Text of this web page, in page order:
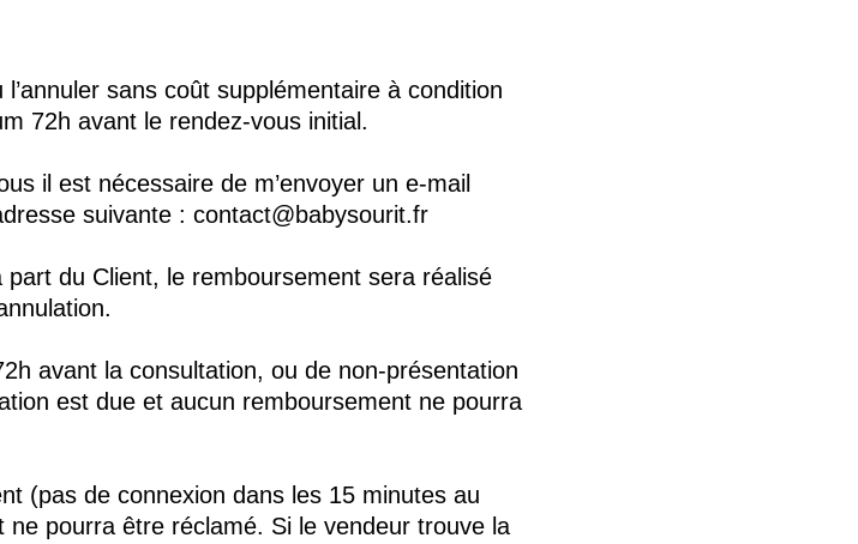
sans coût supplémentaire à condition
72h avant le rendez-vous initial.
il est nécessaire de m’envoyer un e-mail
suivante : contact@babysourit.fr
part du Client, le remboursement sera réalisé
avant la consultation, ou de non-présentation
est due et aucun remboursement ne pourra
(pas de connexion dans les 15 minutes au
pourra être réclamé. Si le vendeur trouve la